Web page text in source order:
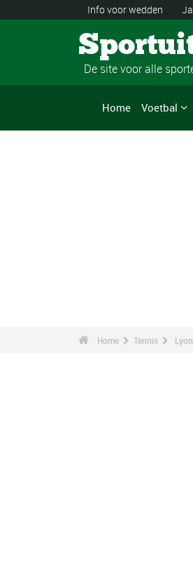
Info voor wedden
De site voor alle
Home Voetbal
Home Tennis